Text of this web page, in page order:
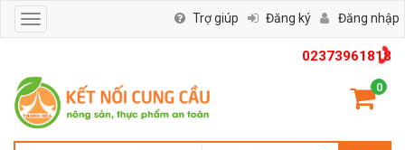
02373961818
0
Toggle
navigation
Trợ giúp Đăng ký Đăng nhập